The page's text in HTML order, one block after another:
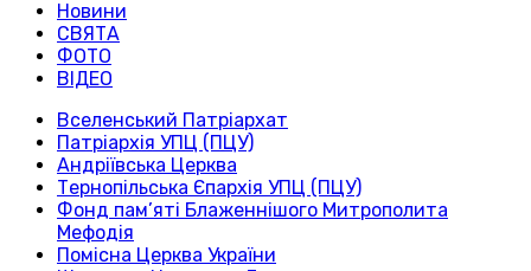
Новини
СВЯТА
ФОТО
ВІДЕО
Вселенський Патріархат
Патріархія УПЦ (ПЦУ)
Андріївська Церква
Тернопільська Єпархія УПЦ (ПЦУ)
Фонд пам’яті Блаженнішого Митрополита
Мефодія
Помісна Церква України